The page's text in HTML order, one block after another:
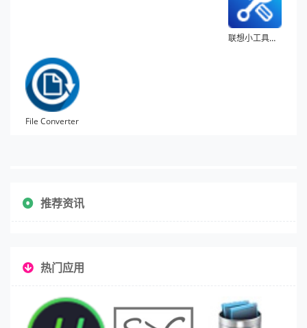
联想小工具集合
File Converter
推荐资讯
热门应用